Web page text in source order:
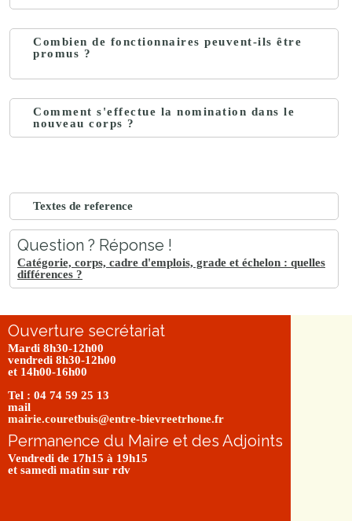
Combien de fonctionnaires peuvent-ils être
promus ?
Comment s'effectue la nomination dans le
nouveau corps ?
Textes de reference
Question ? Réponse !
Catégorie, corps, cadre d'emplois, grade et échelon : quelles
différences ?
Ouverture secrétariat
Mardi 8h30-12h00
vendredi 8h30-12h00
et 14h00-16h00
Tel : 04 74 59 25 13
mail
mairie.couretbuis@entre-bievreetrhone.fr
Permanence du Maire et des Adjoints
Vendredi de 17h15 à 19h15
et samedi matin sur rdv